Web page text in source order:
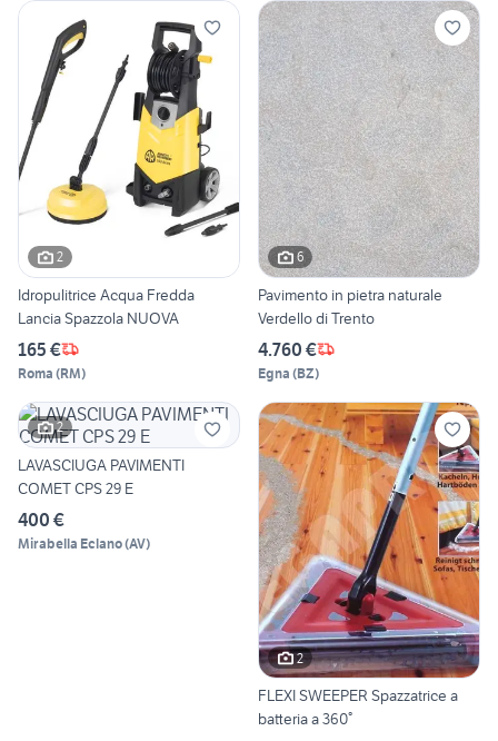
2
Idropulitrice Acqua Fredda
Lancia Spazzola NUOVA
165 €
Roma (RM)
6
Pavimento in pietra naturale
Verdello di Trento
4.760 €
Egna (BZ)
2
LAVASCIUGA PAVIMENTI
COMET CPS 29 E
400 €
Mirabella Eclano(AV)
2
FLEXI SWEEPER Spazzatrice a
batteria a 360°